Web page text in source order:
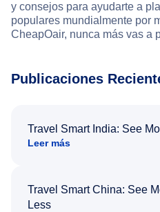
y consejos para ayudarte a
populares mundialmente por
CheapOair, nunca más vas a
Publicaciones
Travel Smart India: See
Leer más
Travel Smart China: See
Less